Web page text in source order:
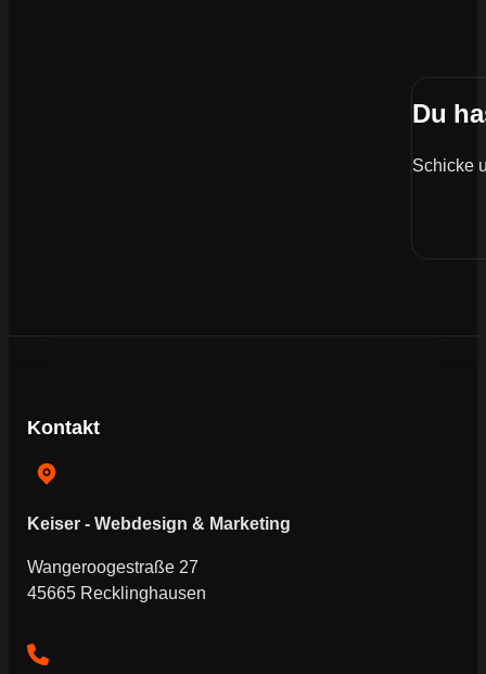
Du
Schicke
Kontakt
Keiser - Webdesign & Marketing
Wangeroogestraße 27
45665 Recklinghausen